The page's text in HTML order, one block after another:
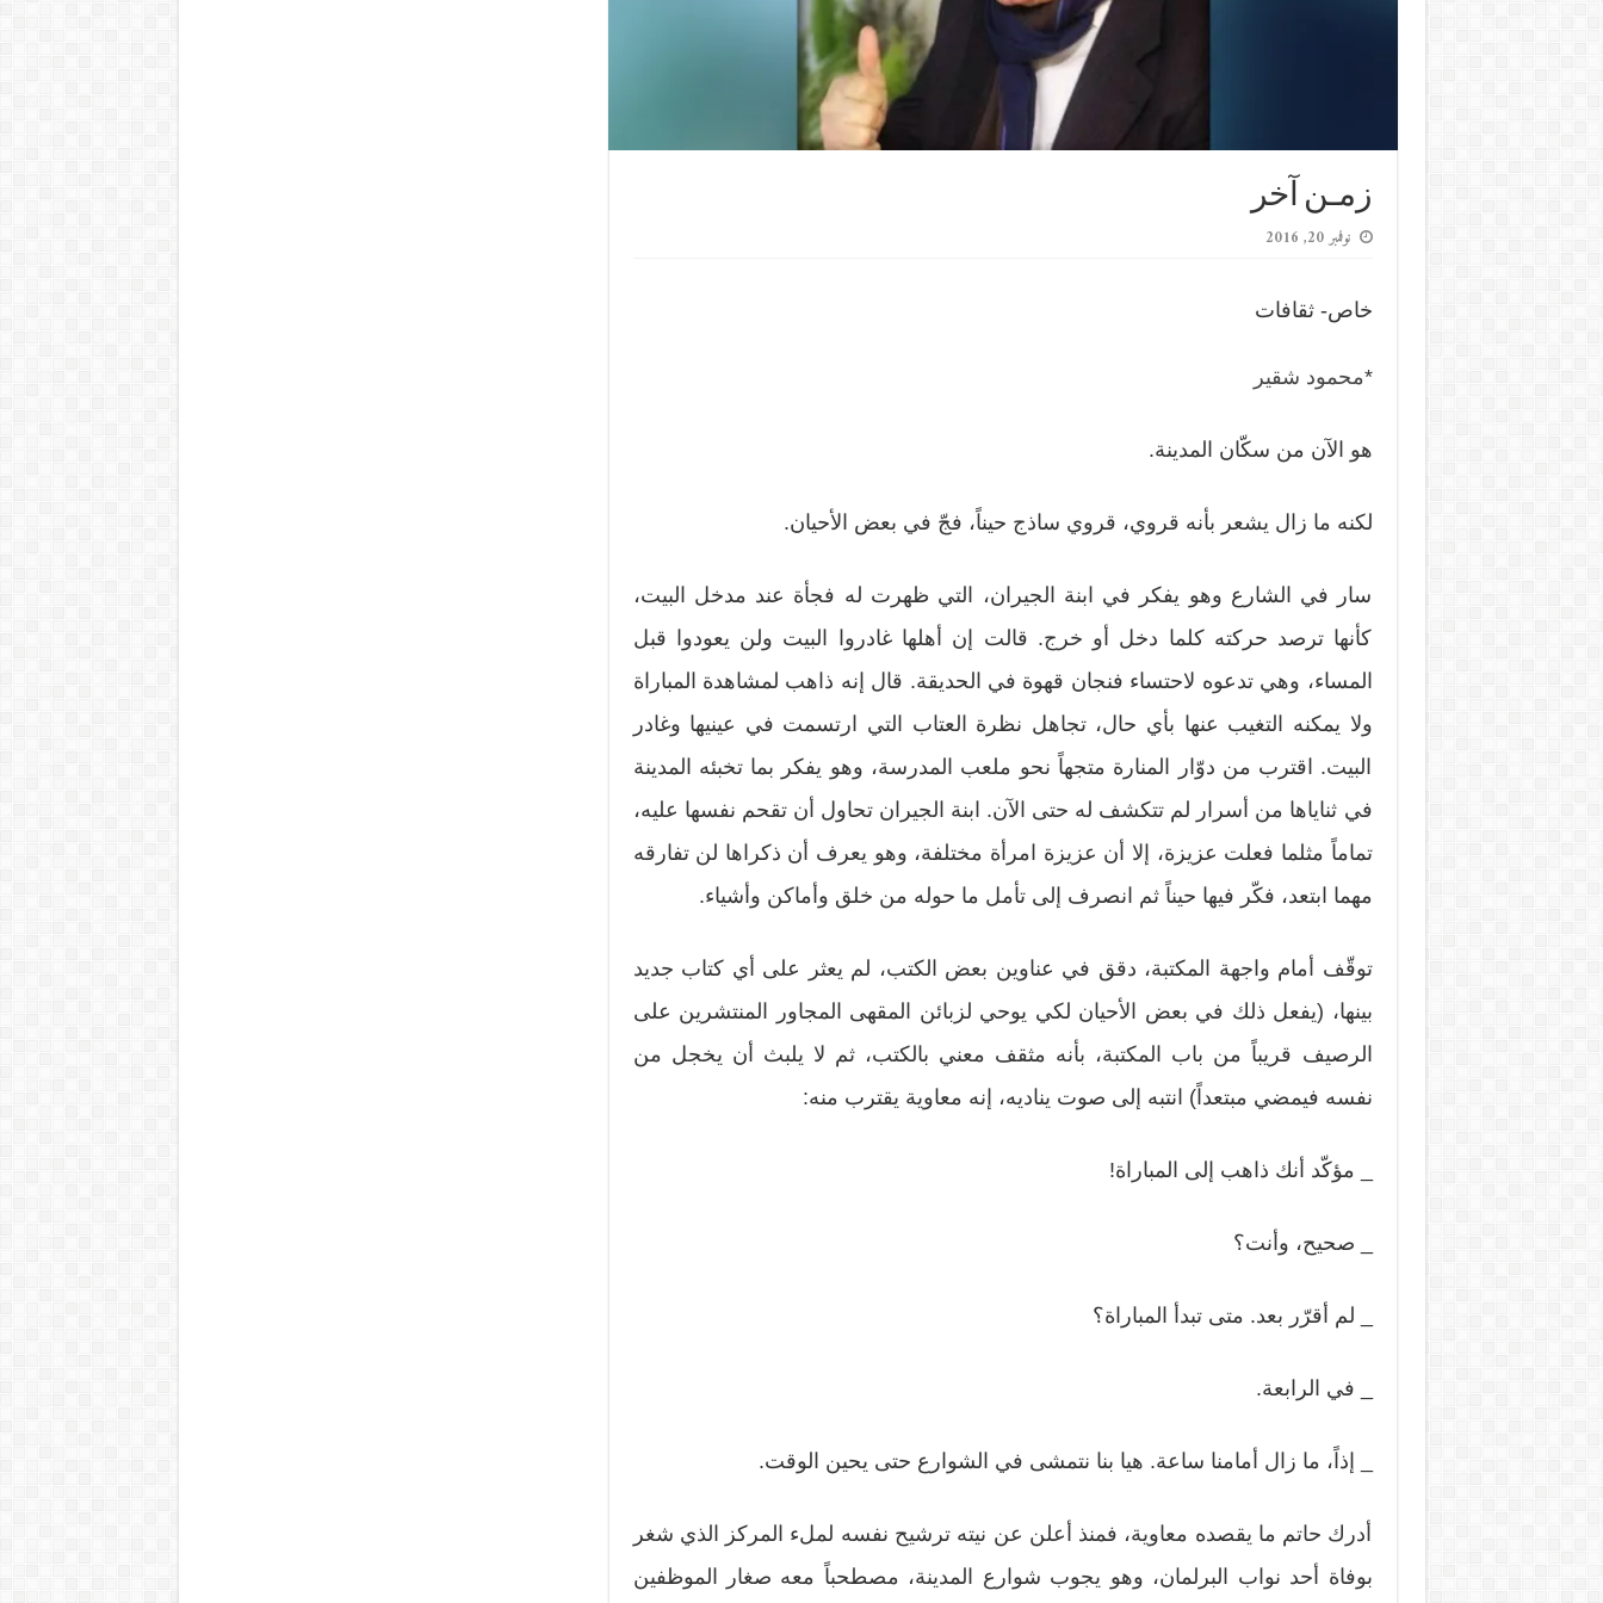
زمـن آخر
نوفمبر 20, 2016
خاص- ثقافات
*محمود شقير
هو الآن من سكّان المدينة.
لكنه ما زال يشعر بأنه قروي، قروي ساذج حيناً، فجّ في بعض الأحيان.
سار في الشارع وهو يفكر في ابنة الجيران، التي ظهرت له فجأة عند مدخل البيت،
كأنها ترصد حركته كلما دخل أو خرج. قالت إن أهلها غادروا البيت ولن يعودوا قبل
المساء، وهي تدعوه لاحتساء فنجان قهوة في الحديقة. قال إنه ذاهب لمشاهدة المباراة
ولا يمكنه التغيب عنها بأي حال، تجاهل نظرة العتاب التي ارتسمت في عينيها وغادر
البيت. اقترب من دوّار المنارة متجهاً نحو ملعب المدرسة، وهو يفكر بما تخبئه المدينة
في ثناياها من أسرار لم تتكشف له حتى الآن. ابنة الجيران تحاول أن تقحم نفسها عليه،
تماماً مثلما فعلت عزيزة، إلا أن عزيزة امرأة مختلفة، وهو يعرف أن ذكراها لن تفارقه
مهما ابتعد، فكّر فيها حيناً ثم انصرف إلى تأمل ما حوله من خلق وأماكن وأشياء.
توقّف أمام واجهة المكتبة، دقق في عناوين بعض الكتب، لم يعثر على أي كتاب جديد
بينها، (يفعل ذلك في بعض الأحيان لكي يوحي لزبائن المقهى المجاور المنتشرين على
الرصيف قريباً من باب المكتبة، بأنه مثقف معني بالكتب، ثم لا يلبث أن يخجل من
نفسه فيمضي مبتعداً) انتبه إلى صوت يناديه، إنه معاوية يقترب منه:
_ مؤكّد أنك ذاهب إلى المباراة!
_ صحيح، وأنت؟
_ لم أقرّر بعد. متى تبدأ المباراة؟
_ في الرابعة.
_ إذاً، ما زال أمامنا ساعة. هيا بنا نتمشى في الشوارع حتى يحين الوقت.
أدرك حاتم ما يقصده معاوية، فمنذ أعلن عن نيته ترشيح نفسه لملء المركز الذي شغر
بوفاة أحد نواب البرلمان، وهو يجوب شوارع المدينة، مصطحباً معه صغار الموظفين